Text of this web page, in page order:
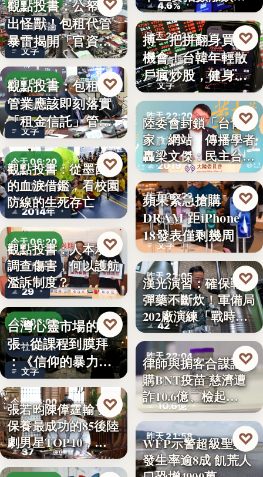
時事評論
文字
觀點投書：公帑養
出怪獸！包租代管
暴雷揭開「官資共
生」的制…
♡
今天 06:25
租賃政策
文字
觀點投書：包租代
管業應該即刻落實
「租金信託」管理
制度！才…
♡
今天 06:20
教育社會
2014年
觀點投書：從墨西哥
的血淚借鑑，看校園
防線的生死存亡
♡
今天 06:20
教育政策
29
觀點投書：人本承認
調查傷害，何以護航
濫訴制度？
♡
今天 06:00
社會觀察
文字
台灣心靈市場的擴
張─從課程到膜拜
：《信仰的暴力》
選摘（3…
♡
今天 06:00
娛樂排行
37
張若昀陳偉霆輸了！
保養最成功的85後陸
劇男星TOP10，…
♡
4.6%
見
昨天 22:35
投資理財
文字
搏一把拼翻身買房
機會！台韓年輕散
戶瘋炒股，健身網
紅開槓桿…
♡
昨天 22:20
政治法律
2019
陸委會封鎖「台青e
家」網站 傳播學者
轟梁文傑：民主台灣
的…
♡
昨天 22:20
供應鏈
文字
蘋果緊急搶購
DRAM 距iPhone
18發表僅剩幾周
♡
昨天 22:05
國防軍事
42
漢光演習：確保戰時
彈藥不斷炊！軍備局
202廠演練「戰時
產…
♡
昨天 22:04
司法犯罪
10.6億
律師與掮客合謀誆可
購BNT疫苗 慈濟遭
詐10.6億、檢起…
♡
昨天 21:58
氣候警報
WFP示警超級聖嬰
發生率逾8成 飢荒人
♡